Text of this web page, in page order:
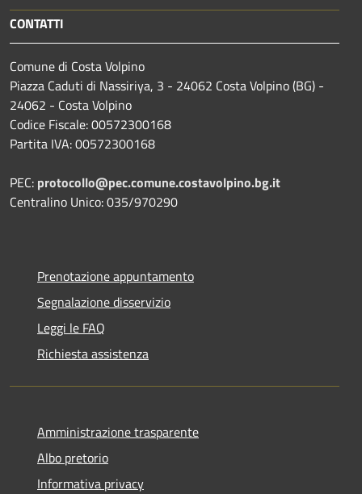
CONTATTI
Comune di Costa Volpino
Piazza Caduti di Nassiriya, 3 - 24062 Costa Volpino (BG) -
24062 - Costa Volpino
Codice Fiscale: 00572300168
Partita IVA: 00572300168
PEC: protocollo@pec.comune.costavolpino.bg.it
Centralino Unico: 035/970290
Prenotazione appuntamento
Segnalazione disservizio
Leggi le FAQ
Richiesta assistenza
Amministrazione trasparente
Albo pretorio
Informativa privacy